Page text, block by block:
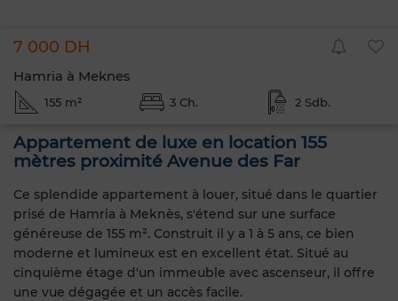
7 000 DH
Hamria à Meknes
155 m² 3 Ch. 2 Sdb.
Appartement de luxe en location 155
mètres proximité Avenue des Far
Ce splendide appartement à louer, situé dans le quartier
prisé de Hamria à Meknès, s'étend sur une surface
généreuse de 155 m². Construit il y a 1 à 5 ans, ce bien
moderne et lumineux est en excellent état. Situé au
cinquième étage d'un immeuble avec ascenseur, il offre
une vue dégagée et un accès facile.